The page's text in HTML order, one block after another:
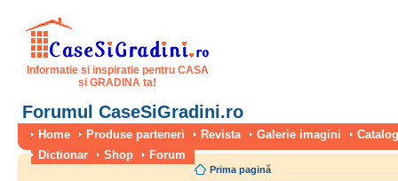
Informatie si inspiratie pentru CASA
si GRADINA ta!
Forumul CaseSiGradini.ro
Home Produse parteneri Revista Galerie imagini
Dictionar
Shop Forum
Prima pagină